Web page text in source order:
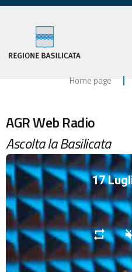
Home page
AGR Web Radio
Ascolta la Basilicata
17
repeat